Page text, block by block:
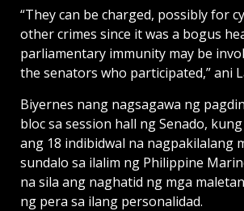
“They can be charged, possibly for
other crimes since it was a bogus
parliamentary immunity may be
the senators who participated,” ani
Biyernes nang nagsagawa ng
bloc sa session hall ng Senado,
ang 18 indibidwal na nagpakilalang
sundalo sa ilalim ng Philippine
na sila ang naghatid ng mga
ng pera sa ilang personalidad.